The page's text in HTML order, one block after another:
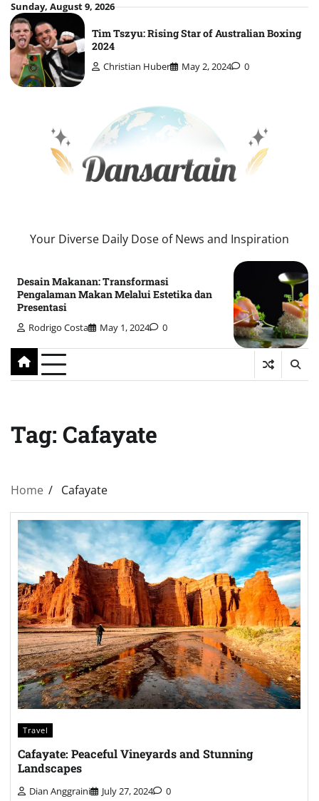
Skip
to
content
Sunday, August 9, 2026
Tim Tszyu: Rising Star of Australian Boxing
2024
Christian Huber May 2, 2024 0
Your Diverse Daily Dose of News and Inspiration
Desain Makanan: Transformasi
Pengalaman Makan Melalui Estetika dan
Presentasi
Rodrigo Costa May 1, 2024 0
Tag: Cafayate
Home Cafayate
Travel
Cafayate: Peaceful Vineyards and Stunning
Landscapes
Dian Anggraini July 27, 2024 0